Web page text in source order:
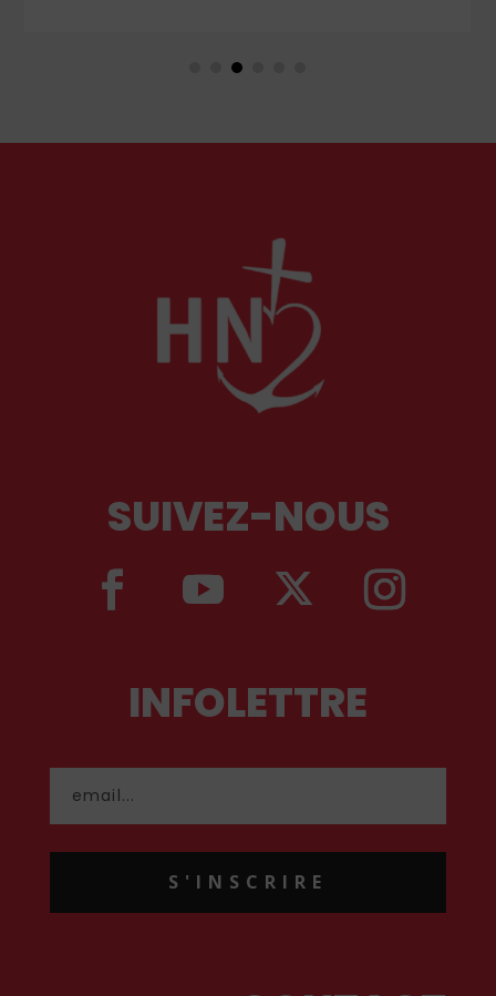
un système liberticide de surveillance et de
SUIVEZ-NOUS
INFOLETTRE
S'INSCRIRE